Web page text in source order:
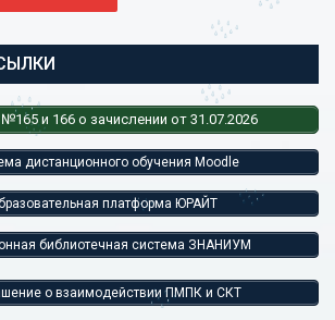
и 166 о зачислении от 31.07.2026
дистанционного обучения Moodle
платформа ЮРАЙТ
библиотечная система ЗНАНИУМ
о взаимодействии ПМПК и СКТ